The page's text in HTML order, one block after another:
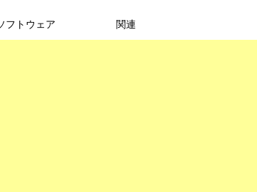
フトウェア 関連